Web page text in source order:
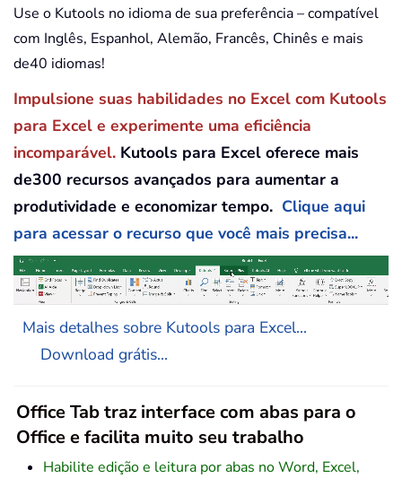
Use o Kutools no idioma de sua preferência – compatível
com Inglês, Espanhol, Alemão, Francês, Chinês e mais
de40 idiomas!
Impulsione suas habilidades no Excel com Kutools
para Excel e experimente uma eficiência
incomparável. Kutools para Excel oferece mais
de300 recursos avançados para aumentar a
produtividade e economizar tempo. Clique aqui
para acessar o recurso que você mais precisa...
Mais detalhes sobre Kutools para Excel...
Download grátis...
Office Tab traz interface com abas para o
Office e facilita muito seu trabalho
Habilite edição e leitura por abas no Word, Excel,